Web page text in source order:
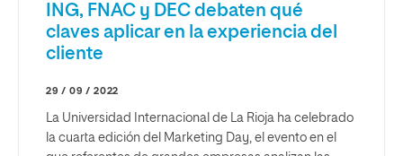
ING, FNAC y DEC debaten qué
claves aplicar en la experiencia del
cliente
29 / 09 / 2022
La Universidad Internacional de La Rioja ha celebrado
la cuarta edición del Marketing Day, el evento en el